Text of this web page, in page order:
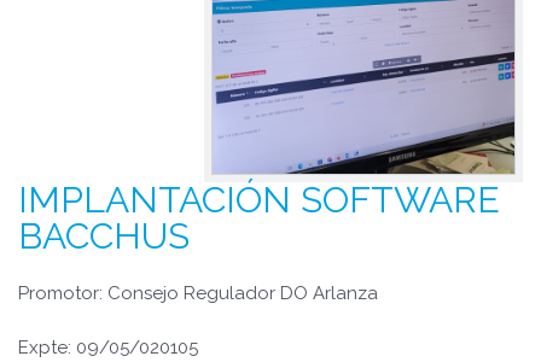
IMPLANTACIÓN SOFTWARE
BACCHUS
Promotor: Consejo Regulador DO Arlanza
Expte: 09/05/020105